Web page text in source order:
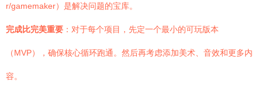
r/gamemaker）是解决问题的宝库。
完成比完美重要 ：对于每个项目，先定一个最小的可玩版本
（MVP），确保核心循环跑通。然后再考虑添加美术、音效和更多内
容。